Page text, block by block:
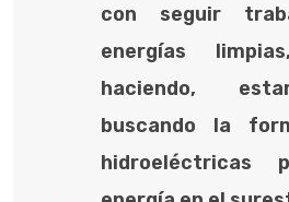
con seguir
energías
haciendo,
buscando la
hidroeléctricas